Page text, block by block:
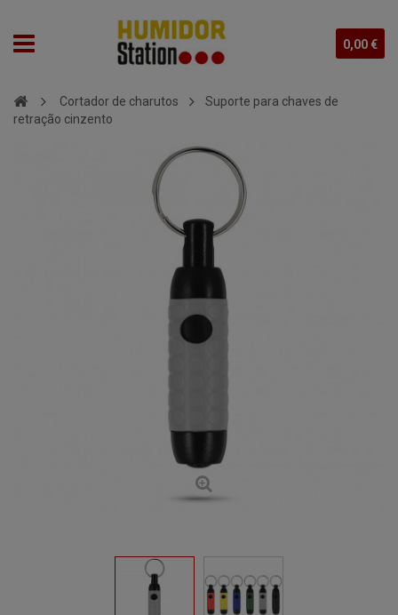
0,00 €
Cortador de charutos
Suporte para chaves de
retração cinzento